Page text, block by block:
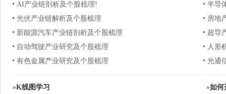
AI产业链剖析及个股梳理!
半导
光伏产业链解析及个股梳理
房地
新能源汽车产业链剖析及个股梳理
超导
自动驾驶产业研究及个股梳理
人形
有色金属产业研究及个股梳理
光通
»K线图学习
»如何